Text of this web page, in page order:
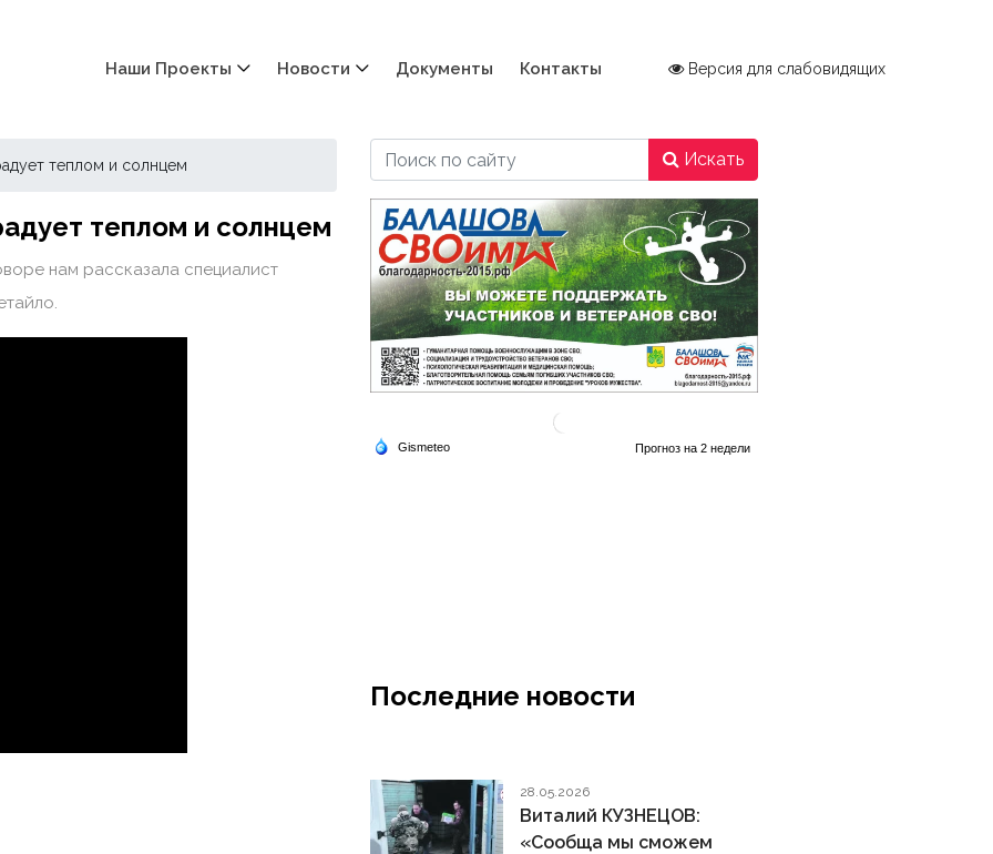
Наши Проекты Новости Документы Контакты Версия для слабовидящих
теплом и солнцем
теплом и солнцем
нам рассказала специалист
Искать
Последние новости
28.05.2026
Виталий КУЗНЕЦОВ:
«Сообща мы сможем